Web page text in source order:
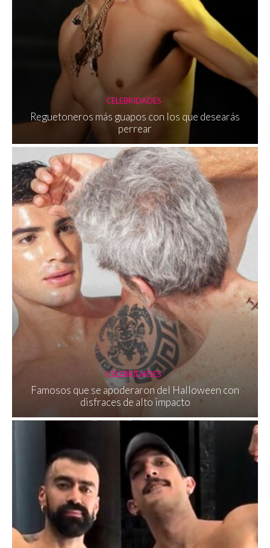
CELEBRIDADES
Reguetoneros más guapos con los que desearás
perrear
CELEBRIDADES
Famosos que se apoderaron del Halloween con
disfraces de alto impacto